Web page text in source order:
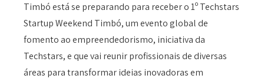
Timbó está se preparando para receber o 1º Techstars
Startup Weekend Timbó, um evento global de
fomento ao empreendedorismo, iniciativa da
Techstars, e que vai reunir profissionais de diversas
áreas para transformar ideias inovadoras em